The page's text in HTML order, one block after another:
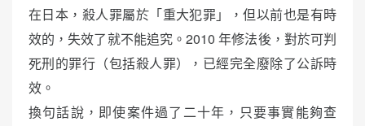
在日本，殺人罪屬於「重大犯罪」，但以前也是有時
效的，失效了就不能追究。2010 年修法後，對於可判
死刑的罪行（包括殺人罪），已經完全廢除了公訴時
效。
換句話說，即使案件過了二十年，只要事實能夠查